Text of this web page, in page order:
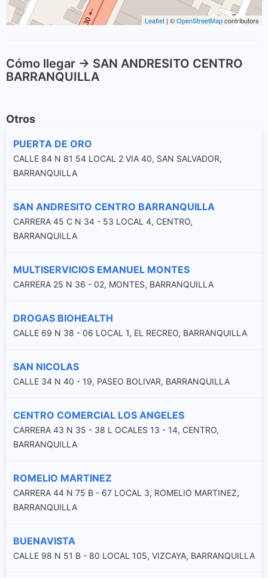
Leaflet | ©OpenStreetMapcontributors
Cómo llegar -> SAN ANDRESITO CENTRO
BARRANQUILLA
Otros
PUERTA DE ORO
CALLE 84 N 81 54 LOCAL 2 VIA 40, SAN SALVADOR,
BARRANQUILLA
SAN ANDRESITO CENTRO BARRANQUILLA
CARRERA 45 C N 34 - 53 LOCAL 4, CENTRO,
BARRANQUILLA
MULTISERVICIOS EMANUEL MONTES
CARRERA 25 N 36 - 02, MONTES, BARRANQUILLA
DROGAS BIOHEALTH
CALLE 69 N 38 - 06 LOCAL 1, EL RECREO, BARRANQUILLA
SAN NICOLAS
CALLE 34 N 40 - 19, PASEO BOLIVAR, BARRANQUILLA
CENTRO COMERCIAL LOS ANGELES
CARRERA 43 N 35 - 38 L OCALES 13 - 14, CENTRO,
BARRANQUILLA
ROMELIO MARTINEZ
CARRERA 44 N 75 B - 67 LOCAL 3, ROMELIO MARTINEZ,
BARRANQUILLA
BUENAVISTA
CALLE 98 N 51 B - 80 LOCAL 105, VIZCAYA, BARRANQUILLA